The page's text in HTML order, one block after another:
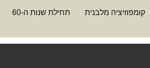
קומפוזיציה מלבנית תחילת שנות ה-60